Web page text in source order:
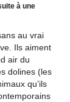
à une
au vrai
Ils aiment
air du
dolines (les
qu’ils